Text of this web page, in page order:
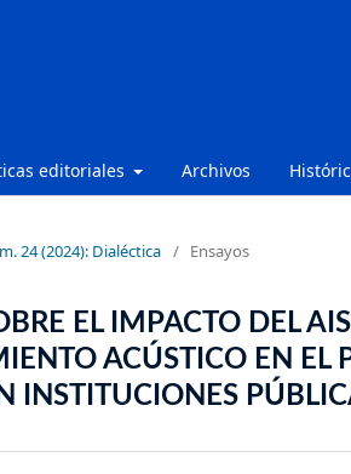
editoriales Archivos
24 (2024): Dialéctica / Ensayos
EL IMPACTO DEL
ACÚSTICO EN EL
INSTITUCIONES